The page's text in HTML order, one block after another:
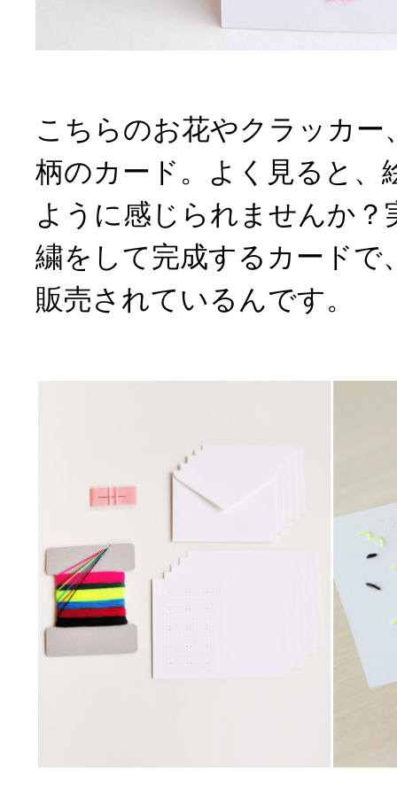
こちらのお花やクラッカー
柄のカード。よく見ると、
ように感じられませんか？
繍をして完成するカードで
販売されているんです。